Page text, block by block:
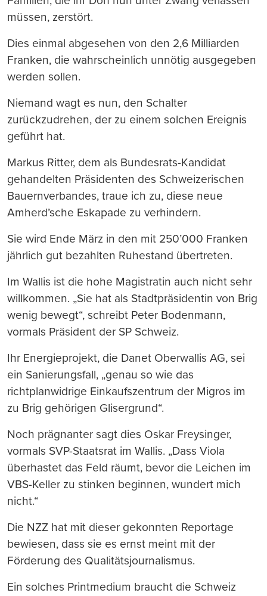
müssen, zerstört.
Dies einmal abgesehen von den 2,6 Milliarden
Franken, die wahrscheinlich unnötig ausgegeben
werden sollen.
Niemand wagt es nun, den Schalter
zurückzudrehen, der zu einem solchen Ereignis
geführt hat.
Markus Ritter, dem als Bundesrats-Kandidat
gehandelten Präsidenten des Schweizerischen
Bauernverbandes, traue ich zu, diese neue
Amherd’sche Eskapade zu verhindern.
Sie wird Ende März in den mit 250’000 Franken
jährlich gut bezahlten Ruhestand übertreten.
Im Wallis ist die hohe Magistratin auch nicht sehr
willkommen. „Sie hat als Stadtpräsidentin von Brig
wenig bewegt“, schreibt Peter Bodenmann,
vormals Präsident der SP Schweiz.
Ihr Energieprojekt, die Danet Oberwallis AG, sei
ein Sanierungsfall, „genau so wie das
richtplanwidrige Einkaufszentrum der Migros im
zu Brig gehörigen Glisergrund“.
Noch prägnanter sagt dies Oskar Freysinger,
vormals SVP-Staatsrat im Wallis. „Dass Viola
überhastet das Feld räumt, bevor die Leichen im
VBS-Keller zu stinken beginnen, wundert mich
nicht.“
Die NZZ hat mit dieser gekonnten Reportage
bewiesen, dass sie es ernst meint mit der
Förderung des Qualitätsjournalismus.
Ein solches Printmedium braucht die Schweiz